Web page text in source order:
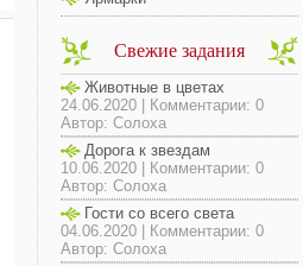
Свежие задания
Животные в цветах
24.06.2020 | Комментарии: 0
Автор: Солоха
Дорога к звездам
10.06.2020 | Комментарии: 0
Автор: Солоха
Гости со всего света
04.06.2020 | Комментарии: 0
Автор: Солоха